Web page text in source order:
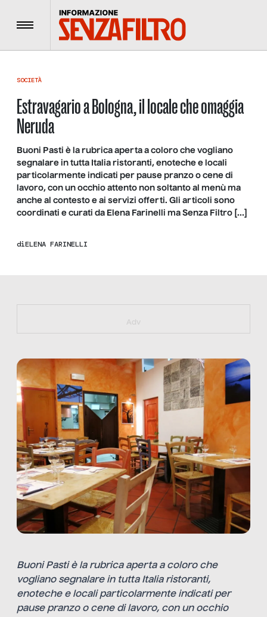
Menu
SOCIETÀ
Estravagario a Bologna, il locale che omaggia
Neruda
Buoni Pasti è la rubrica aperta a coloro che vogliano
segnalare in tutta Italia ristoranti, enoteche e locali
particolarmente indicati per pause pranzo o cene di
lavoro, con un occhio attento non soltanto al menù ma
anche al contesto e ai servizi offerti. Gli articoli sono
coordinati e curati da Elena Farinelli ma Senza Filtro […]
diELENA FARINELLI
https://bit.ly/muster_aggiornamento
Adv
Buoni Pasti è la rubrica aperta a coloro che
vogliano segnalare in tutta Italia ristoranti,
enoteche e locali particolarmente indicati per
pause pranzo o cene di lavoro, con un occhio